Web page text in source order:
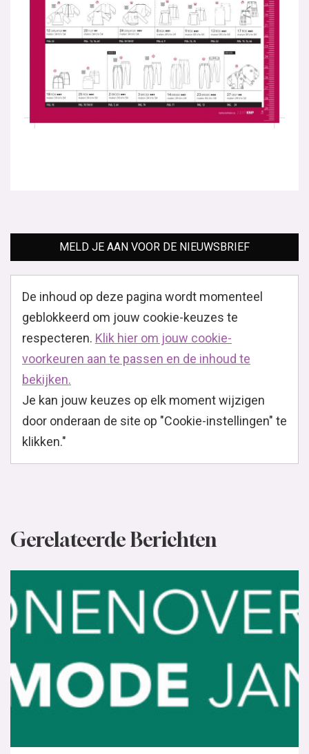
MELD JE AAN VOOR DE NIEUWSBRIEF
De inhoud op deze pagina wordt momenteel
geblokkeerd om jouw cookie-keuzes te
respecteren. Klik hier om jouw cookie-
voorkeuren aan te passen en de inhoud te
bekijken.
Je kan jouw keuzes op elk moment wijzigen
door onderaan de site op "Cookie-instellingen" te
klikken."
Gerelateerde Berichten